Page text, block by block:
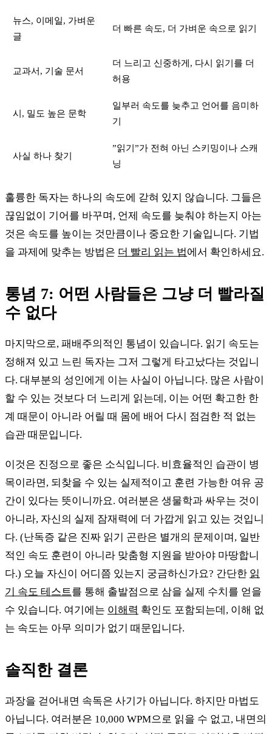
뉴스, 이메일, 가벼운
글
더 빠른 속도, 더 가벼운 속으로 읽기
교과서, 기술 문서
더 느리고 신중하게, 다시 읽기를 더
허용
시, 밀도 높은 문학
일부러 속도를 늦추고 언어를 음미하
기
사실 하나 찾기
”읽기”가 전혀 아닌 스키밍이나 스캐
닝
훌륭한 독자는 하나의 속도에 갇혀 있지 않습니다. 그들은
끊임없이 기어를 바꾸며, 언제 속도를 늦춰야 하는지 아는
것은 속도를 높이는 것만큼이나 중요한 기술입니다. 기법
을 과제에 맞추는 방법은 더 빨리 읽는 법에서 확인하세요.
통념 7: 어떤 사람들은 그냥 더 빨라질
수 없다
마지막으로, 패배주의적인 통념이 있습니다. 읽기 속도는
정해져 있고 느린 독자는 그저 그렇게 타고났다는 것입니
다. 대부분의 성인에게 이는 사실이 아닙니다. 많은 사람이
할 수 있는 것보다 더 느리게 읽는데, 이는 어떤 확고한 한
계 때문이 아니라 어릴 때 몸에 배어 다시 점검한 적 없는
습관 때문입니다.
이것은 진정으로 좋은 소식입니다. 비효율적인 습관이 병
목이라면, 되찾을 수 있는 실제적이고 훈련 가능한 여유 공
간이 있다는 뜻이니까요. 여러분은 생물학과 싸우는 것이
아니라, 자신의 실제 잠재력에 더 가깝게 읽고 있는 것입니
다. (난독증 같은 진짜 읽기 곤란은 별개의 문제이며, 일반
적인 속도 훈련이 아니라 맞춤형 지원을 받아야 마땅합니
다.) 오늘 자신이 어디쯤 있는지 궁금하신가요? 간단한 읽
기 속도 테스트 를 통해 출발점으로 삼을 실제 수치를 얻을
수 있습니다. 여기에는 이해력 확인도 포함되는데, 이해 없
는 속도는 아무 의미가 없기 때문입니다.
솔직한 결론
과장을 걷어내면 속독은 사기가 아닙니다. 하지만 마법도
아닙니다. 여러분은 10,000 WPM으로 읽을 수 없고, 내면의